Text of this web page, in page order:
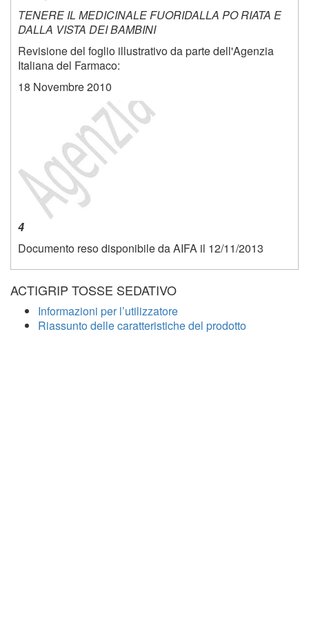
TENERE IL MEDICINALE FUORIDALLA PO RIATA E
DALLA VISTA DEI BAMBINI
Revisione del foglio illustrativo da parte dell'Agenzia
Italiana del Farmaco:
18 Novembre 2010
4
Documento reso disponibile da AIFA il 12/11/2013
ACTIGRIP TOSSE SEDATIVO
Informazioni per l’utilizzatore
Riassunto delle caratteristiche del prodotto